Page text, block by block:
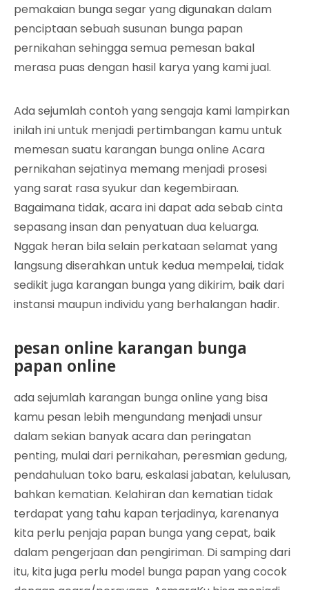
pemakaian bunga segar yang digunakan dalam
penciptaan sebuah susunan bunga papan
pernikahan sehingga semua pemesan bakal
merasa puas dengan hasil karya yang kami jual.
Ada sejumlah contoh yang sengaja kami lampirkan
inilah ini untuk menjadi pertimbangan kamu untuk
memesan suatu karangan bunga online Acara
pernikahan sejatinya memang menjadi prosesi
yang sarat rasa syukur dan kegembiraan.
Bagaimana tidak, acara ini dapat ada sebab cinta
sepasang insan dan penyatuan dua keluarga.
Nggak heran bila selain perkataan selamat yang
langsung diserahkan untuk kedua mempelai, tidak
sedikit juga karangan bunga yang dikirim, baik dari
instansi maupun individu yang berhalangan hadir.
pesan online karangan bunga
papan online
ada sejumlah karangan bunga online yang bisa
kamu pesan lebih mengundang menjadi unsur
dalam sekian banyak acara dan peringatan
penting, mulai dari pernikahan, peresmian gedung,
pendahuluan toko baru, eskalasi jabatan, kelulusan,
bahkan kematian. Kelahiran dan kematian tidak
terdapat yang tahu kapan terjadinya, karenanya
kita perlu penjaja papan bunga yang cepat, baik
dalam pengerjaan dan pengiriman. Di samping dari
itu, kita juga perlu model bunga papan yang cocok